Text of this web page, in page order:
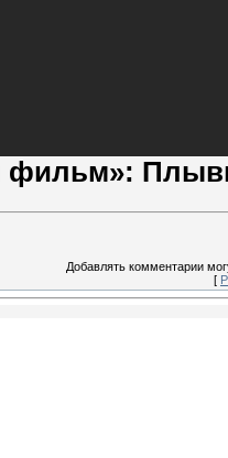
фильм»:
Добавлять комментарии
[